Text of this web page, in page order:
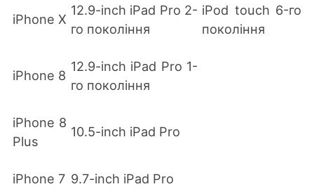
iPhone X
12.9-inch iPad Pro 2-
го покоління
iPod touch 6-го
покоління
iPhone 8
12.9-inch iPad Pro 1-
го покоління
iPhone 8
Plus
10.5-inch iPad Pro
iPhone 7 9.7-inch iPad Pro